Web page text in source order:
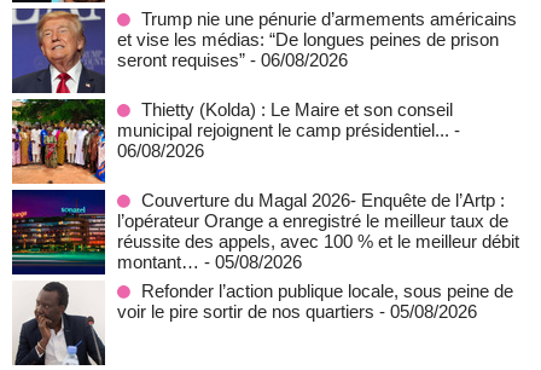
Trump nie une pénurie d’armements américains
et vise les médias: “De longues peines de prison
seront requises” - 06/08/2026
‎Thietty (Kolda) : Le Maire et son conseil
municipal rejoignent le camp présidentiel... -
06/08/2026
Couverture du Magal 2026- Enquête de l’Artp :
l’opérateur Orange a enregistré le meilleur taux de
réussite des appels, avec 100 % et le meilleur débit
montant… - 05/08/2026
Refonder l’action publique locale, sous peine de
voir le pire sortir de nos quartiers - 05/08/2026